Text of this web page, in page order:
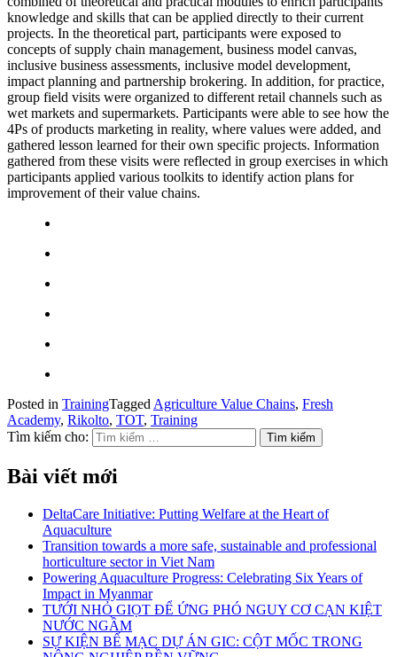
knowledge and skills that can be applied directly to their current
projects. In the theoretical part, participants were exposed to
concepts of supply chain management, business model canvas,
inclusive business assessments, inclusive model development,
impact planning and partnership brokering. In addition, for practice,
group field visits were organized to different retail channels such as
wet markets and supermarkets. Participants were able to see how the
4Ps of products marketing in reality, where values were added, and
gathered lesson learned for their own specific projects. Information
gathered from these visits were reflected in group exercises in which
participants applied various toolkits to identify action plans for
improvement of their value chains.
Posted in TrainingTagged Agriculture Value Chains, Fresh
Academy, Rikolto, TOT, Training
Tìm kiếm cho:
Bài viết mới
DeltaCare Initiative: Putting Welfare at the Heart of
Aquaculture
Transition towards a more safe, sustainable and professional
horticulture sector in Viet Nam
Powering Aquaculture Progress: Celebrating Six Years of
Impact in Myanmar
TƯỚI NHỎ GIỌT ĐỂ ỨNG PHÓ NGUY CƠ CẠN KIỆT
NƯỚC NGẦM
SỰ KIỆN BẾ MẠC DỰ ÁN GIC: CỘT MỐC TRONG